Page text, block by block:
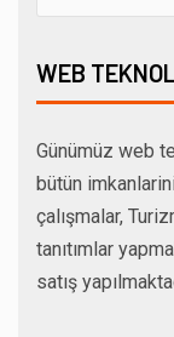
WEB
Günümüz web
bütün
çalışmalar,
tanıtımlar
satış